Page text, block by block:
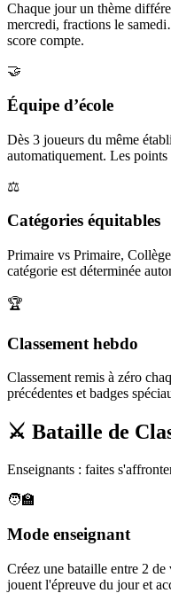
Chaque jour un thème
mercredi, fractions le
score compte.
🤝
Équipe d’école
Dès 3 joueurs du même
automatiquement. Les
⚖️
Catégories équitables
Primaire vs Primaire,
catégorie est déterminée
🏆
Classement hebdo
Classement remis à zéro
précédentes et badges
⚔️ Bataille de
Enseignants : faites
🧑‍🏫
Mode enseignant
Créez une bataille entre 2
jouent l'épreuve du jour et